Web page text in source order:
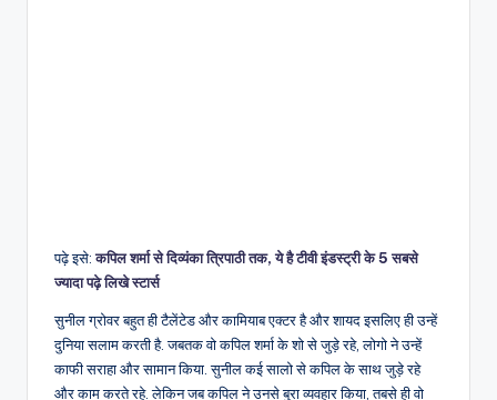
पढ़े इसे:कपिल शर्मा से दिव्यंका त्रिपाठी तक, ये है टीवी इंडस्ट्री के 5 सबसे
ज्यादा पढ़े लिखे स्टार्स
सुनील ग्रोवर बहुत ही टैलेंटेड और कामियाब एक्टर है और शायद इसलिए ही उन्हें
दुनिया सलाम करती है. जबतक वो कपिल शर्मा के शो से जुड़े रहे, लोगो ने उन्हें
काफी सराहा और सामान किया. सुनील कई सालो से कपिल के साथ जुड़े रहे
और काम करते रहे. लेकिन जब कपिल ने उनसे बुरा व्यवहार किया, तबसे ही वो